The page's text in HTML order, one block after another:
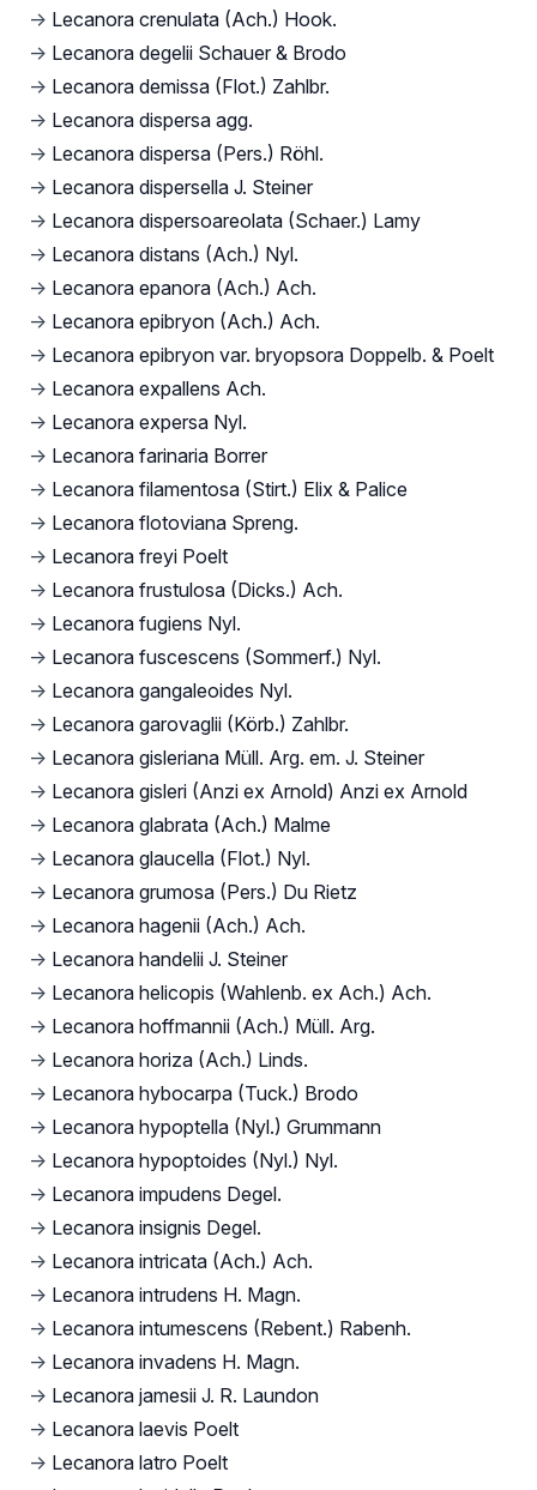
→ Lecanora crenulata (Ach.) Hook.
→ Lecanora degelii Schauer & Brodo
→ Lecanora demissa (Flot.) Zahlbr.
→ Lecanora dispersa agg.
→ Lecanora dispersa (Pers.) Röhl.
→ Lecanora dispersella J. Steiner
→ Lecanora dispersoareolata (Schaer.) Lamy
→ Lecanora distans (Ach.) Nyl.
→ Lecanora epanora (Ach.) Ach.
→ Lecanora epibryon (Ach.) Ach.
→ Lecanora epibryon var. bryopsora Doppelb. & Poelt
→ Lecanora expallens Ach.
→ Lecanora expersa Nyl.
→ Lecanora farinaria Borrer
→ Lecanora filamentosa (Stirt.) Elix & Palice
→ Lecanora flotoviana Spreng.
→ Lecanora freyi Poelt
→ Lecanora frustulosa (Dicks.) Ach.
→ Lecanora fugiens Nyl.
→ Lecanora fuscescens (Sommerf.) Nyl.
→ Lecanora gangaleoides Nyl.
→ Lecanora garovaglii (Körb.) Zahlbr.
→ Lecanora gisleriana Müll. Arg. em. J. Steiner
→ Lecanora gisleri (Anzi ex Arnold) Anzi ex Arnold
→ Lecanora glabrata (Ach.) Malme
→ Lecanora glaucella (Flot.) Nyl.
→ Lecanora grumosa (Pers.) Du Rietz
→ Lecanora hagenii (Ach.) Ach.
→ Lecanora handelii J. Steiner
→ Lecanora helicopis (Wahlenb. ex Ach.) Ach.
→ Lecanora hoffmannii (Ach.) Müll. Arg.
→ Lecanora horiza (Ach.) Linds.
→ Lecanora hybocarpa (Tuck.) Brodo
→ Lecanora hypoptella (Nyl.) Grummann
→ Lecanora hypoptoides (Nyl.) Nyl.
→ Lecanora impudens Degel.
→ Lecanora insignis Degel.
→ Lecanora intricata (Ach.) Ach.
→ Lecanora intrudens H. Magn.
→ Lecanora intumescens (Rebent.) Rabenh.
→ Lecanora invadens H. Magn.
→ Lecanora jamesii J. R. Laundon
→ Lecanora laevis Poelt
→ Lecanora latro Poelt